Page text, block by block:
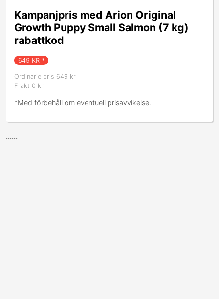
Kampanjpris med Arion Original
Growth Puppy Small Salmon (7 kg)
rabattkod
649 KR *
Ordinarie pris 649 kr
Frakt 0 kr
*Med förbehåll om eventuell prisavvikelse.
......